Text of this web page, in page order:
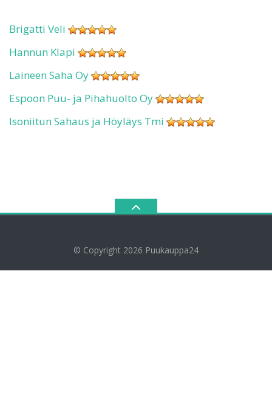
Brigatti Veli
Hannun Klapi
Laineen Saha Oy
Espoon Puu- ja Pihahuolto Oy
Isoniitun Sahaus ja Höyläys Tmi
© Copyright 2026 Puukauppa24